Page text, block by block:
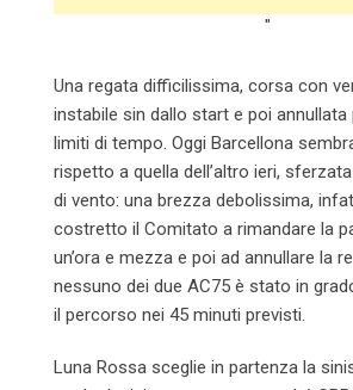
"
Una regata difficilissima, corsa con
instabile sin dallo start e poi annullata
limiti di tempo. Oggi Barcellona
rispetto a quella dell’altro ieri,
di vento: una brezza debolissima,
costretto il Comitato a rimandare la
un’ora e mezza e poi ad annullare la
nessuno dei due AC75 è stato in
il percorso nei 45 minuti previsti.
Luna Rossa sceglie in partenza la